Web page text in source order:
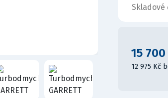
Skladové
15 700
12 975 Kč